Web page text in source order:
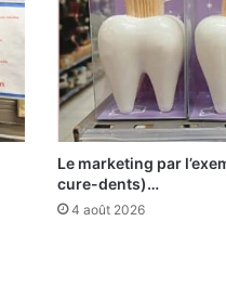
Le marketing par
cure-dents)…
4 août 2026